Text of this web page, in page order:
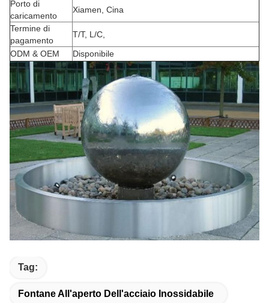
Porto di
caricamento
Xiamen, Cina
Termine di
pagamento
T/T, L/C,
ODM & OEM
Disponibile
Tag:
Fontane All'aperto Dell'acciaio Inossidabile